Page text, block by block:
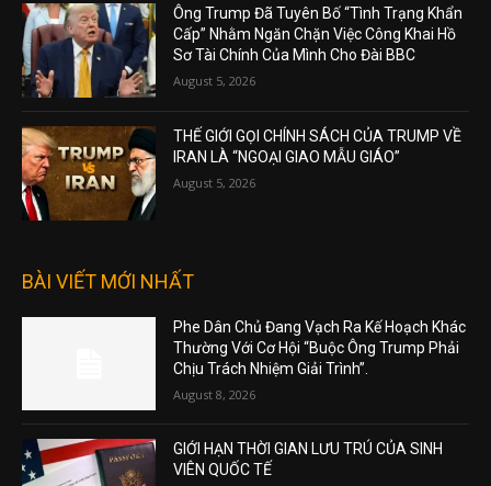
Ông Trump Đã Tuyên Bố “Tình Trạng Khẩn
Cấp” Nhằm Ngăn Chặn Việc Công Khai Hồ
Sơ Tài Chính Của Mình Cho Đài BBC
August 5, 2026
THẾ GIỚI GỌI CHÍNH SÁCH CỦA TRUMP VỀ
IRAN LÀ “NGOẠI GIAO MẪU GIÁO”
August 5, 2026
BÀI VIẾT MỚI NHẤT
Phe Dân Chủ Đang Vạch Ra Kế Hoạch Khác
Thường Với Cơ Hội “Buộc Ông Trump Phải
Chịu Trách Nhiệm Giải Trình”.
August 8, 2026
GIỚI HẠN THỜI GIAN LƯU TRÚ CỦA SINH
VIÊN QUỐC TẾ